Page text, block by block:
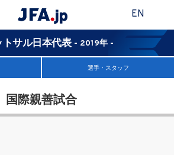
EN
トサル日本代表 - 2019年 -
選手・スタッフ
国際親善試合